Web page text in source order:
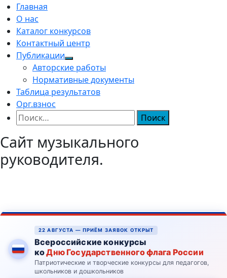
Главная
О нас
Каталог конкурсов
Контактный центр
Публикации
Авторские работы
Нормативные документы
Таблица результатов
Орг.взнос
Найти:
Сайт музыкального
руководителя.
22 АВГУСТА — ПРИЁМ ЗАЯВОК ОТКРЫТ
Всероссийские конкурсы
коДню Государственного флага России
Патриотические и творческие конкурсы для педагогов,
школьников и дошкольников